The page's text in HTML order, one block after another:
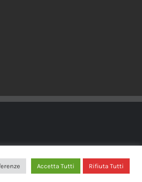
Accetta Tutti Rifiuta Tutti